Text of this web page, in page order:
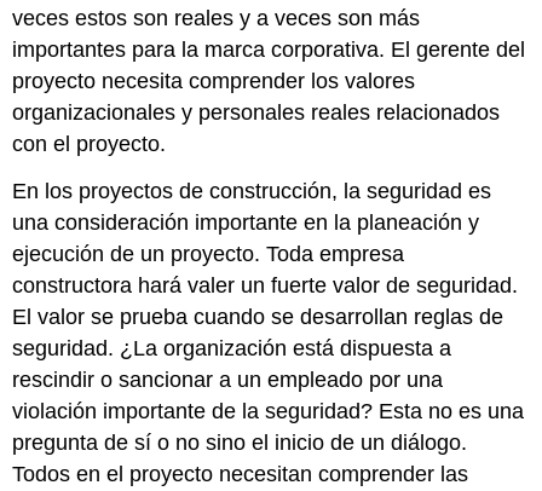
veces estos son reales y a veces son más
importantes para la marca corporativa. El gerente del
proyecto necesita comprender los valores
organizacionales y personales reales relacionados
con el proyecto.
En los proyectos de construcción, la seguridad es
una consideración importante en la planeación y
ejecución de un proyecto. Toda empresa
constructora hará valer un fuerte valor de seguridad.
El valor se prueba cuando se desarrollan reglas de
seguridad. ¿La organización está dispuesta a
rescindir o sancionar a un empleado por una
violación importante de la seguridad? Esta no es una
pregunta de sí o no sino el inicio de un diálogo.
Todos en el proyecto necesitan comprender las